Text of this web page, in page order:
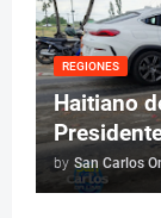
REGIONES
Haitiano
by San Carlos